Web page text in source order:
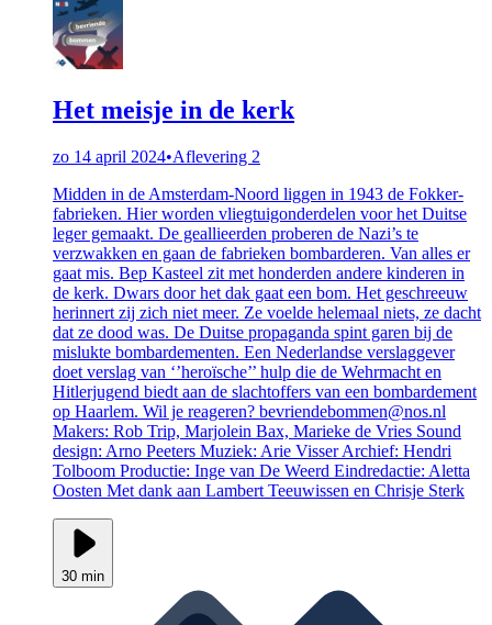
Het meisje in de kerk
zo 14 april 2024•Aflevering 2
Midden in de Amsterdam-Noord liggen in 1943 de Fokker-
fabrieken. Hier worden vliegtuigonderdelen voor het Duitse
leger gemaakt. De geallieerden proberen de Nazi’s te
verzwakken en gaan de fabrieken bombarderen. Van alles er
gaat mis. Bep Kasteel zit met honderden andere kinderen in
de kerk. Dwars door het dak gaat een bom. Het geschreeuw
herinnert zij zich niet meer. Ze voelde helemaal niets, ze dacht
dat ze dood was. De Duitse propaganda spint garen bij de
mislukte bombardementen. Een Nederlandse verslaggever
doet verslag van ‘’heroïsche’’ hulp die de Wehrmacht en
Hitlerjugend biedt aan de slachtoffers van een bombardement
op Haarlem. Wil je reageren? bevriendebommen@nos.nl
Makers: Rob Trip, Marjolein Bax, Marieke de Vries Sound
design: Arno Peeters Muziek: Arie Visser Archief: Hendri
Tolboom Productie: Inge van De Weerd Eindredactie: Aletta
Oosten Met dank aan Lambert Teeuwissen en Chrisje Sterk
30 min